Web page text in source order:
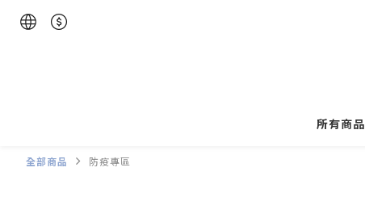
所有商品
全部商品 防疫專區